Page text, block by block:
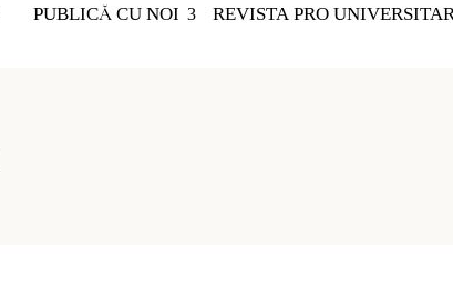
PUBLICĂ CU NOI REVISTA PRO